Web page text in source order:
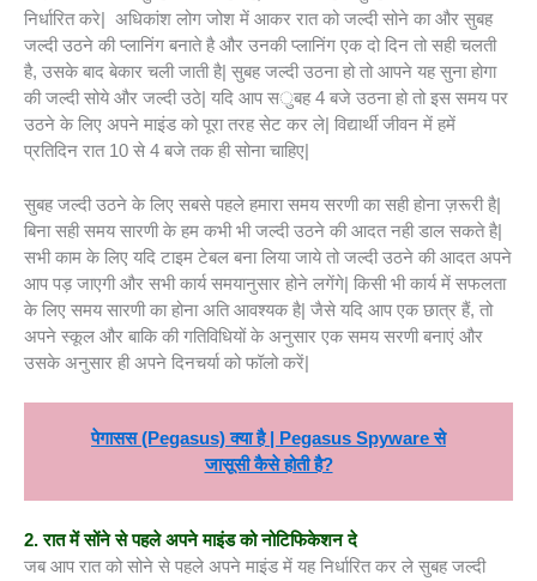
निर्धारित करे| अधिकांश लोग जोश में आकर रात को जल्दी सोने का और सुबह
जल्दी उठने की प्लानिंग बनाते है और उनकी प्लानिंग एक दो दिन तो सही चलती
है, उसके बाद बेकार चली जाती है| सुबह जल्दी उठना हो तो आपने यह सुना होगा
की जल्दी सोये और जल्दी उठे| यदि आप सुबह 4 बजे उठना हो तो इस समय पर
उठने के लिए अपने माइंड को पूरा तरह सेट कर ले| विद्यार्थी जीवन में हमें
प्रतिदिन रात 10 से 4 बजे तक ही सोना चाहिए|
सुबह जल्दी उठने के लिए सबसे पहले हमारा समय सरणी का सही होना ज़रूरी है|
बिना सही समय सारणी के हम कभी भी जल्दी उठने की आदत नही डाल सकते है|
सभी काम के लिए यदि टाइम टेबल बना लिया जाये तो जल्दी उठने की आदत अपने
आप पड़ जाएगी और सभी कार्य समयानुसार होने लगेंगे| किसी भी कार्य में सफलता
के लिए समय सारणी का होना अति आवश्यक है| जैसे यदि आप एक छात्र हैं, तो
अपने स्कूल और बाकि की गतिविधियों के अनुसार एक समय सरणी बनाएं और
उसके अनुसार ही अपने दिनचर्या को फॉलो करें|
पेगासस (Pegasus) क्या है | Pegasus Spyware से
जासूसी कैसे होती है?
2. रात में सोंने से पहले अपने माइंड को नोटिफिकेशन दे
जब आप रात को सोने से पहले अपने माइंड में यह निर्धारित कर ले सुबह जल्दी